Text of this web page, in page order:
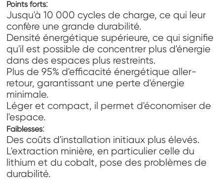
Points forts:
Jusqu'à 10 000 cycles de charge, ce qui leur
confère une grande durabilité.
Densité énergétique supérieure, ce qui signifie
qu'il est possible de concentrer plus d'énergie
dans des espaces plus restreints.
Plus de 95% d'efficacité énergétique aller-
retour, garantissant une perte d'énergie
minimale.
Léger et compact, il permet d'économiser de
l'espace.
Faiblesses:
Des coûts d'installation initiaux plus élevés.
L'extraction minière, en particulier celle du
lithium et du cobalt, pose des problèmes de
durabilité.